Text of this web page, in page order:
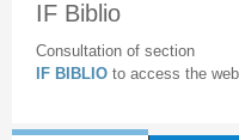
IF Biblio
Consultation of section
IF BIBLIO to access the